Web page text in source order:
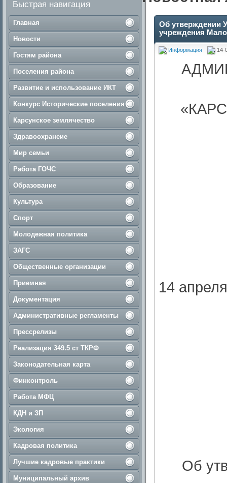
Быстрая навигация
Главная
Новости
Гостям района
Поселения района
Развитие и использование ИКТ
Конкурс Исторические поселения
Карсунское землячество
Здравоохранеие
Мир семьи
Работа ГОЧС
Образование
Культура
Спорт
Молодежная политика
ЗАГС
Общественные организации
Приемная
Документация
Административные регламенты
Прессрелизы
Реализация 349.5 ст ТКРФ
Законодательная карта
Финконтроль
Работа МФЦ
КДН и ЗП
Экология
Кадровая политика
Лучшие кадровые практики
Муниципальный архив
Об утверждении
учреждения
Информация 14-
14
Об